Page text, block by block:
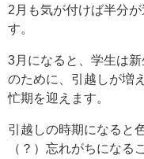
2月も気が付けば半分
す。
3月になると、学生は
のために、引越しが増
忙期を迎えます。
引越しの時期になると
（？）忘れがちになる